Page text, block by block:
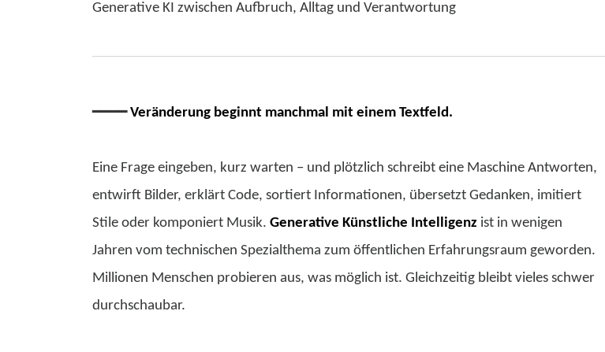
Generative KI zwischen Aufbruch, Alltag und Verantwortung
━━━━Veränderung beginnt manchmal mit einem Textfeld.
Eine Frage eingeben, kurz warten – und plötzlich schreibt eine Maschine Antworten,
entwirft Bilder, erklärt Code, sortiert Informationen, übersetzt Gedanken, imitiert
Stile oder komponiert Musik. Generative Künstliche Intelligenz ist in wenigen
Jahren vom technischen Spezialthema zum öffentlichen Erfahrungsraum geworden.
Millionen Menschen probieren aus, was möglich ist. Gleichzeitig bleibt vieles schwer
durchschaubar.